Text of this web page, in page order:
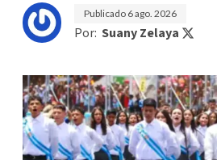
Publicado 6 ago. 2026
Por: Suany Zelaya